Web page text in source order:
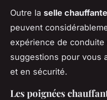
Outre la selle chauffante
peuvent
expérience de
suggestions pour vous
et en sécurité.
Les poignées